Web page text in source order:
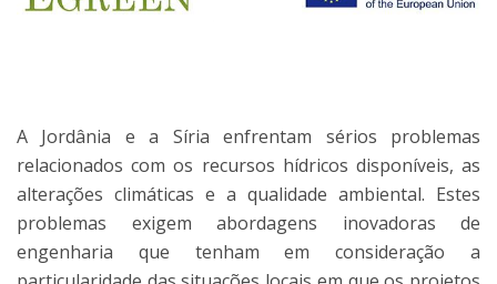
A Jordânia e a Síria enfrentam sérios problemas
relacionados com os recursos hídricos disponíveis, as
alterações climáticas e a qualidade ambiental. Estes
problemas exigem abordagens inovadoras de
engenharia que tenham em consideração a